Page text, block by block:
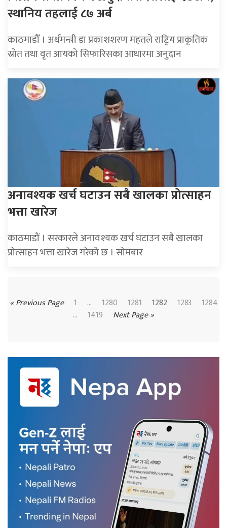
स्थानिय तहलाई ८७ अर्ब
काठमाडौँ । अर्थमन्त्री डा प्रकाशशरण महतले राष्ट्रिय प्राकृतिक
स्रोत तथा वृत आयको सिफारिसका आधारमा अनुदान
अनावश्यक खर्च घटाउन सबै खालका प्रोत्साहन
भत्ता खारेज
काठमाडौं । सरकारले अनावश्यक खर्च घटाउन सबै खालका
प्रोत्साहन भत्ता खारेज गरेको छ । सोमबार
« Previous Page 1 … 1280 1281 1282 1283
1284
...
1419 Next Page »